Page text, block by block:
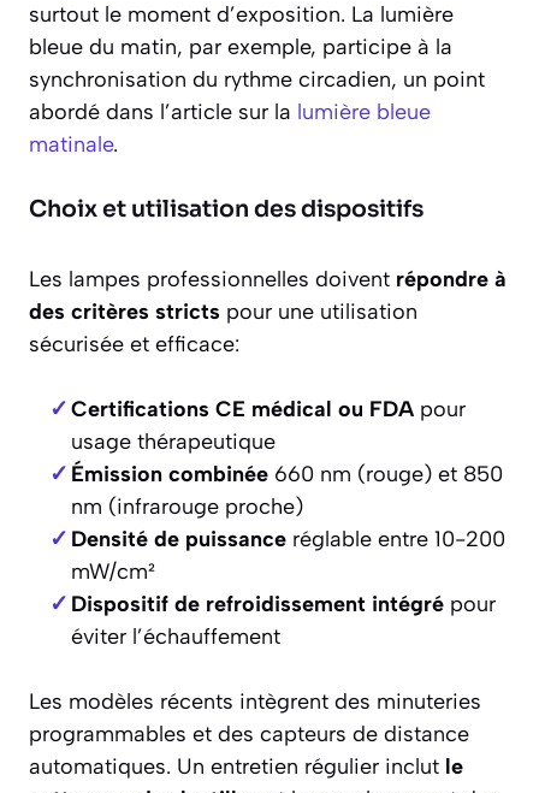
surtout le moment d’exposition. La lumière
bleue du matin, par exemple, participe à la
synchronisation du rythme circadien, un point
abordé dans l’article sur la lumière bleue
matinale.
Choix et utilisation des dispositifs
Les lampes professionnelles doivent répondre à
des critères stricts pour une utilisation
sécurisée et efficace:
Certifications CE médical ou FDApour
usage thérapeutique
Émission combinée660 nm (rouge) et 850
nm (infrarouge proche)
Densité de puissanceréglable entre 10-200
mW/cm²
Dispositif de refroidissement intégrépour
éviter l’échauffement
Les modèles récents intègrent des minuteries
programmables et des capteurs de distance
automatiques. Un entretien régulier inclut le